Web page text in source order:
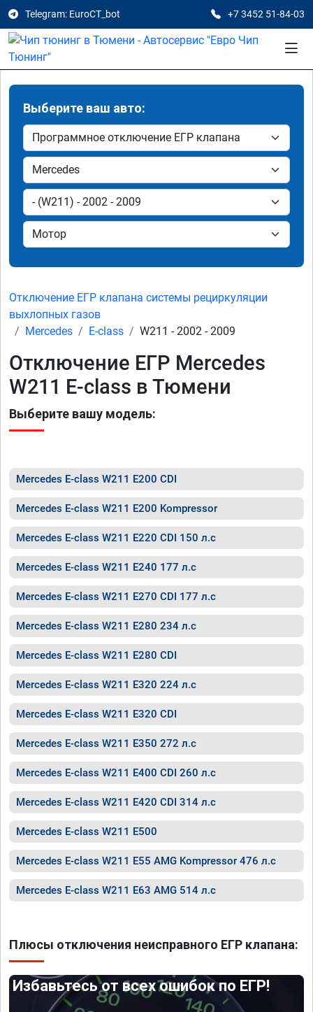
Telegram: EuroCT_bot +7 3452 51-84-03
Выберите ваш авто:
Отключение ЕГР клапана системы рециркуляции
выхлопных газов
Mercedes
E-class W211 - 2002 - 2009
Отключение ЕГР Mercedes
W211 E-class в Тюмени
Выберите вашу модель:
Mercedes E-class W211 E200 CDI
Mercedes E-class W211 E200 Kompressor
Mercedes E-class W211 E220 CDI 150 л.с
Mercedes E-class W211 E240 177 л.с
Mercedes E-class W211 E270 CDI 177 л.с
Mercedes E-class W211 E280 234 л.с
Mercedes E-class W211 E280 CDI
Mercedes E-class W211 E320 224 л.с
Mercedes E-class W211 E320 CDI
Mercedes E-class W211 E350 272 л.с
Mercedes E-class W211 E400 CDI 260 л.с
Mercedes E-class W211 E420 CDI 314 л.с
Mercedes E-class W211 E500
Mercedes E-class W211 E55 AMG Kompressor 476 л.с
Mercedes E-class W211 E63 AMG 514 л.с
Плюсы отключения неисправного ЕГР клапана:
Избавьтесь от всех ошибок по ЕГР!